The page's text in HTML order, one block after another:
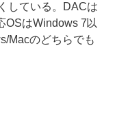
している。DACは
OSはWindows 7以
Macのどちらでも